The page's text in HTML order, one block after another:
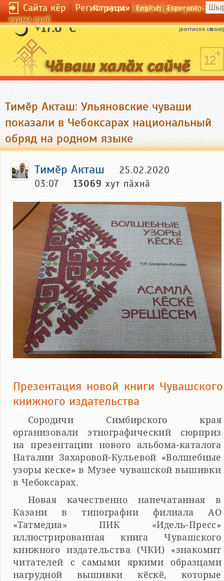
Сайта кӗр|Регистраци|Сайта кӗрсен унпа
курма пулӗ
По-русски English Esperanto
+17.6 °C Тӑлӑх йывӑҫа тӑвӑл хуҫать.
[ваттисен сӑмахӗ]
Тимӗр Акташ: Ульяновские чуваши
показали в Чебоксарах национальный
обряд на родном языке
Тимӗр Акташ
25.02.2020
03:07
13069 хут пӑхнӑ
Презентация новой книги Чувашского
книжного издательства
Сородичи Симбирского края
организовали этнографический сюрприз
на презентации нового альбома-каталога
Наталии Захаровой-Кульевой «Волшебные
узоры кеске» в Музее чувашской вышивки
в Чебоксарах.
Новая качественно напечатанная в
Казани в типографии филиала АО
«Татмедиа» ПИК «Идель-Пресс»
иллюстрированная книга Чувашского
книжного издательства (ЧКИ) «знакомит
читателей с самыми яркими образцами
нагрудной вышивки кӗскӗ, которые